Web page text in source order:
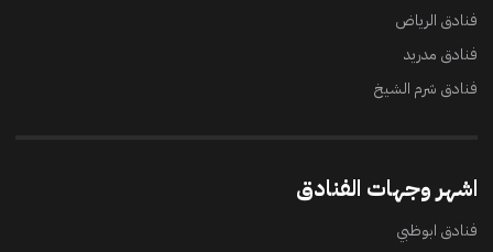
فنادق الرياض
فنادق مدريد
فنادق شرم الشيخ
اشهر وجهات الفنادق
فنادق ابوظبي